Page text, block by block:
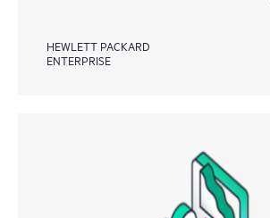
HEWLETT PACKARD
ENTERPRISE